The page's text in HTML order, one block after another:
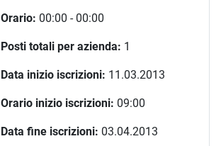
Orario: 00:00 - 00:00
Posti totali per azienda: 1
Data inizio iscrizioni: 11.03.2013
Orario inizio iscrizioni: 09:00
Data fine iscrizioni: 03.04.2013